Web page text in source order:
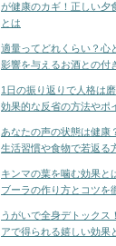
が健康のカギ！正しい夕
とは
適量ってどれくらい？心
影響を与えるお酒との付
1日の振り返りで人格は磨
効果的な反省の方法やポ
あなたの声の状態は健康
生活習慣や食物で若返る
キンマの葉を噛む効果と
ブーラの作り方とコツを
うがいで全身デトックス
アで得られる嬉しい効果